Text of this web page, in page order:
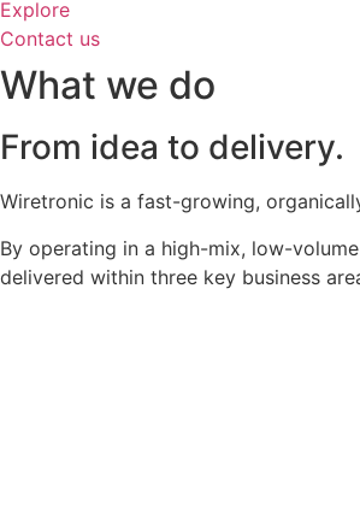
Explore
Contact us
What we do
From idea to delivery.
Wiretronic is a fast-growing,
By operating in a high-mix, low-
delivered within three key business